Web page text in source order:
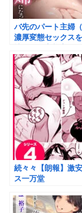
バ先のパート主婦
濃厚変態セックス
続々々【朗報】激
ス一万堂